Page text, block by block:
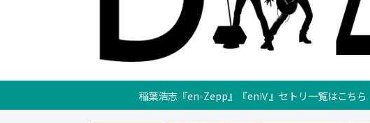
稲葉浩志『en-Zepp』『enⅣ』セトリ一覧はこちら